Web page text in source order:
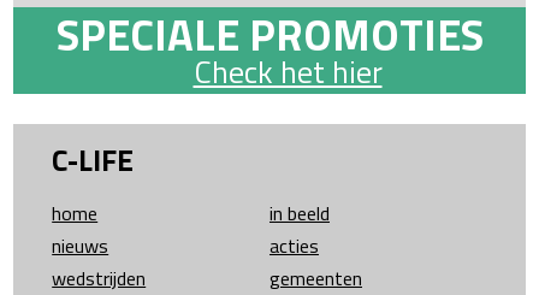
SPECIALE PROMOTIES
Check het hier
C-LIFE
home
in beeld
nieuws
acties
wedstrijden
gemeenten